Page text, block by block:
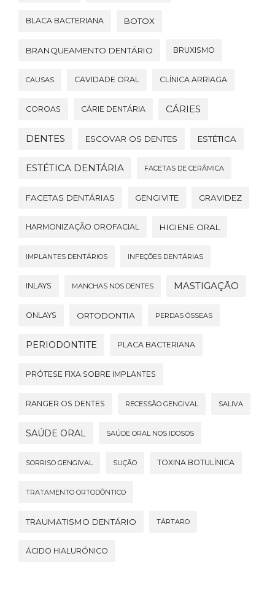
BLACA BACTERIANA BOTOX
BRANQUEAMENTO DENTÁRIO BRUXISMO
CAUSAS CAVIDADE ORAL CLÍNICA ARRIAGA
COROAS CÁRIE DENTÁRIA CÁRIES
DENTES ESCOVAR OS DENTES ESTÉTICA
ESTÉTICA DENTÁRIA FACETAS DE CERÂMICA
FACETAS DENTÁRIAS GENGIVITE GRAVIDEZ
HARMONIZAÇÃO OROFACIAL HIGIENE ORAL
IMPLANTES DENTÁRIOS INFEÇÕES DENTÁRIAS
INLAYS MANCHAS NOS DENTES MASTIGAÇÃO
ONLAYS ORTODONTIA PERDAS ÓSSEAS
PERIODONTITE PLACA BACTERIANA
PRÓTESE FIXA SOBRE IMPLANTES
RANGER OS DENTES RECESSÃO GENGIVAL SALIVA
SAÚDE ORAL SAÚDE ORAL NOS IDOSOS
SORRISO GENGIVAL SUÇÃO TOXINA BOTULÍNICA
TRATAMENTO ORTODÔNTICO
TRAUMATISMO DENTÁRIO TÁRTARO
ÁCIDO HIALURÓNICO